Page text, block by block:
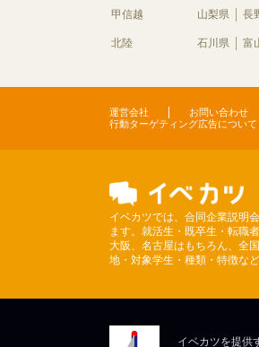
甲信越 山梨県 長
北陸 石川県 富
運営会社 お問い合わせ
行動ターゲティング広告について
イベカツでは、合同企業説明
ます。就活生・既卒生・転職
大阪、名古屋はもちろん、全
地・対象学生・種類・特徴な